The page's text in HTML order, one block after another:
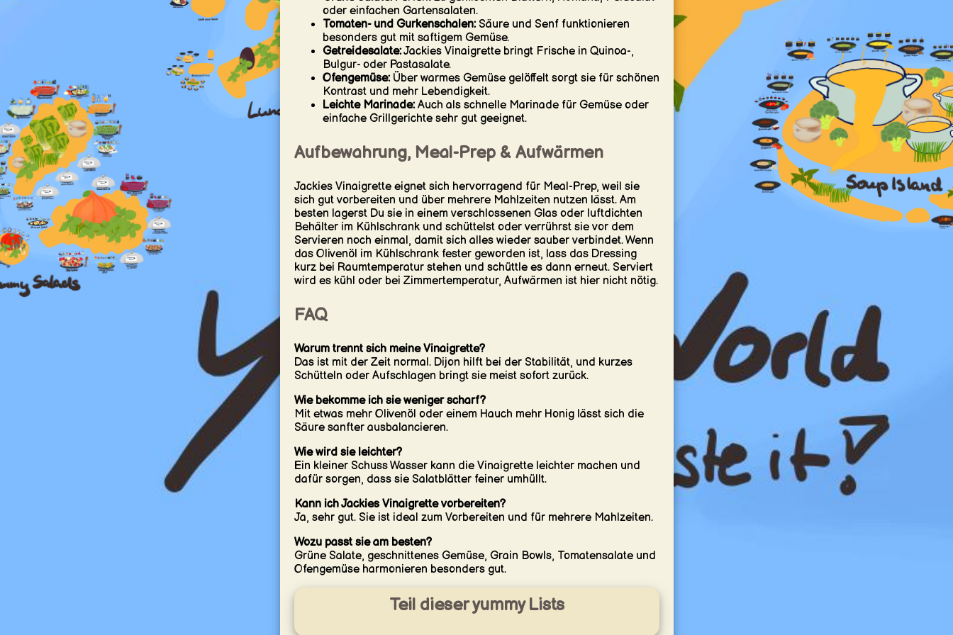
oder einfachen Gartensalaten.
Tomaten- und Gurkenschalen:Säure und Senf funktionieren
besonders gut mit saftigem Gemüse.
Getreidesalate:Jackies Vinaigrette bringt Frische in Quinoa-,
Bulgur- oder Pastasalate.
Ofengemüse:Über warmes Gemüse gelöffelt sorgt sie für schönen
Kontrast und mehr Lebendigkeit.
Leichte Marinade:Auch als schnelle Marinade für Gemüse oder
einfache Grillgerichte sehr gut geeignet.
Aufbewahrung, Meal-Prep & Aufwärmen
Jackies Vinaigrette eignet sich hervorragend für Meal-Prep, weil sie
sich gut vorbereiten und über mehrere Mahlzeiten nutzen lässt. Am
besten lagerst Du sie in einem verschlossenen Glas oder luftdichten
Behälter im Kühlschrank und schüttelst oder verrührst sie vor dem
Servieren noch einmal, damit sich alles wieder sauber verbindet. Wenn
das Olivenöl im Kühlschrank fester geworden ist, lass das Dressing
kurz bei Raumtemperatur stehen und schüttle es dann erneut. Serviert
wird es kühl oder bei Zimmertemperatur, Aufwärmen ist hier nicht nötig.
FAQ
Warum trennt sich meine Vinaigrette?
Das ist mit der Zeit normal. Dijon hilft bei der Stabilität, und kurzes
Schütteln oder Aufschlagen bringt sie meist sofort zurück.
Wie bekomme ich sie weniger scharf?
Mit etwas mehr Olivenöl oder einem Hauch mehr Honig lässt sich die
Säure sanfter ausbalancieren.
Wie wird sie leichter?
Ein kleiner Schuss Wasser kann die Vinaigrette leichter machen und
dafür sorgen, dass sie Salatblätter feiner umhüllt.
Kann ich Jackies Vinaigrette vorbereiten?
Ja, sehr gut. Sie ist ideal zum Vorbereiten und für mehrere Mahlzeiten.
Wozu passt sie am besten?
Grüne Salate, geschnittenes Gemüse, Grain Bowls, Tomatensalate und
Ofengemüse harmonieren besonders gut.
Teil dieser yummy Lists